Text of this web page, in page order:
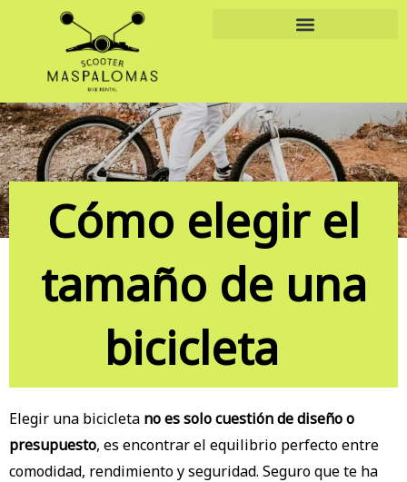
Cómo elegir el
tamaño de una
bicicleta
Elegir una bicicleta no es solo cuestión de diseño o
presupuesto, es encontrar el equilibrio perfecto entre
comodidad, rendimiento y seguridad. Seguro que te ha